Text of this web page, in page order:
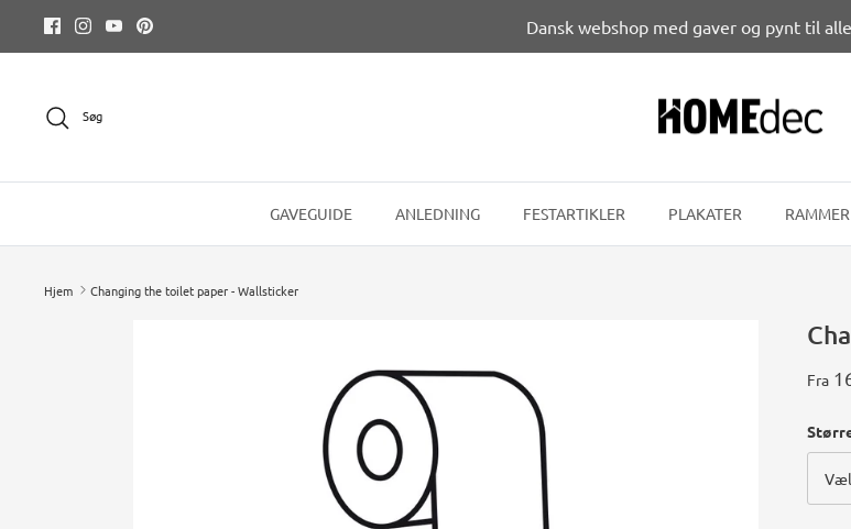
indhold
Dansk webshop med gaver og pynt til
Søg
GAVEGUIDE ANLEDNING FESTARTIKLER PLAKATER RAMMER
Hjem Changing the toilet paper - Wallsticker
Fra